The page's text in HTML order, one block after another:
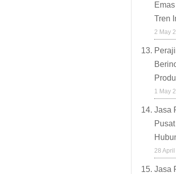
Tren
2 May
1 May
Jasa
28
Jasa